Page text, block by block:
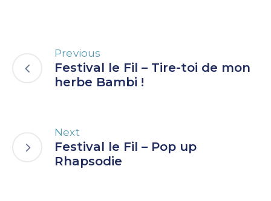
Previous
Festival le Fil – Tire-toi de mon
herbe Bambi !
Next
Festival le Fil – Pop up
Rhapsodie